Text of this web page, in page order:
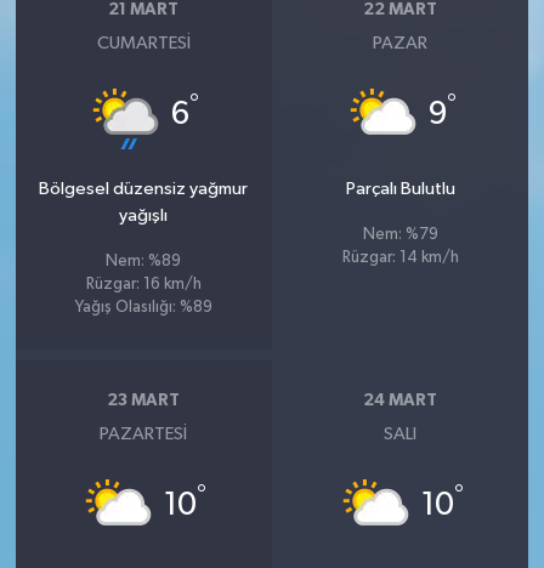
21 MART
CUMARTESI
6°
Bölgesel düzensiz yağmur
yağışlı
Nem: %89
Rüzgar: 16 km/h
Yağış Olasılığı: %89
22 MART
PAZAR
9°
Parçalı Bulutlu
Nem: %79
Rüzgar: 14 km/h
23 MART
PAZARTESI
10°
24 MART
SALI
10°